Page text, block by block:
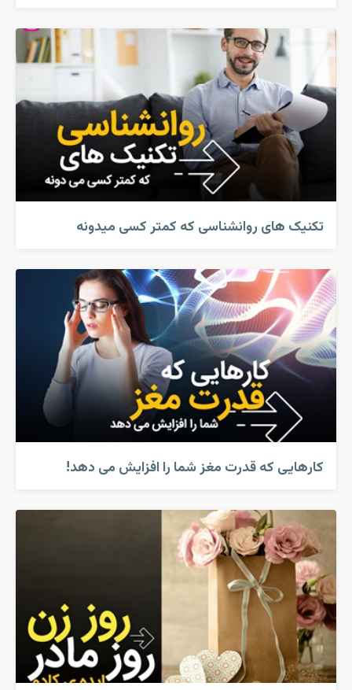
تکنیک های روانشناسی که کمتر کسی میدونه
کارهایی که قدرت مغز شما را افزایش می دهد!